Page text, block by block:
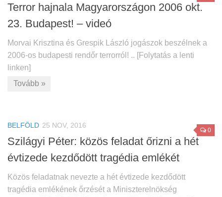
Terror hajnala Magyarországon 2006 okt.
23. Budapest! – videó
Morvai Krisztina és Grespik László jogászok beszélnek a
2006-os budapesti rendőr terrorról! .. [Folytatás a lenti
linken]
Tovább »
0
BELFÖLD 25 NOV, 2016
Szilágyi Péter: közös feladat őrizni a hét
évtizede kezdődött tragédia emlékét
Közös feladatnak nevezte a hét évtizede kezdődött
tragédia emlékének őrzését a Miniszterelnökség